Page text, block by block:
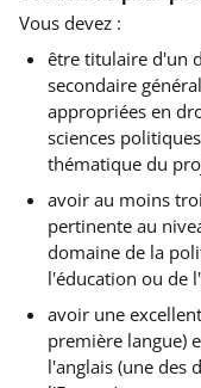
Vous devez :
être titulaire d'un
secondaire
appropriées en
sciences
thématique du
avoir au moins
pertinente au
domaine de la
l'éducation ou de
avoir une
première langue)
l'anglais (une des